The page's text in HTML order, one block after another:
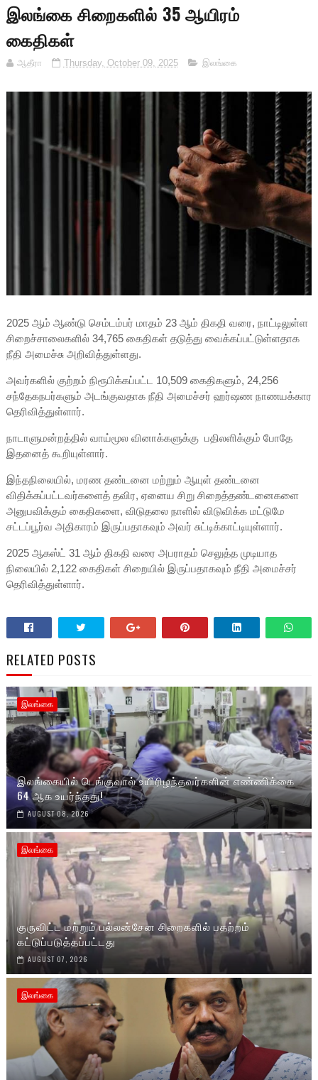
இலங்கை சிறைகளில் 35 ஆயிரம்
கைதிகள்
ஆதீரா Thursday, October 09, 2025 இலங்கை
2025 ஆம் ஆண்டு செம்டம்பர் மாதம் 23 ஆம் திகதி வரை, நாட்டிலுள்ள
சிறைச்சாலைகளில் 34,765 கைதிகள் தடுத்து வைக்கப்பட்டுள்ளதாக
நீதி அமைச்சு அறிவித்துள்ளது.
அவர்களில் குற்றம் நிரூபிக்கப்பட்ட 10,509 கைதிகளும், 24,256
சந்தேகநபர்களும் அடங்குவதாக நீதி அமைச்சர் ஹர்ஷண நாணயக்கார
தெரிவித்துள்ளார்.
நாடாளுமன்றத்தில் வாய்மூல வினாக்களுக்கு பதிலளிக்கும் போதே
இதனைத் கூறியுள்ளார்.
இந்தநிலையில், மரண தண்டனை மற்றும் ஆயுள் தண்டனை
விதிக்கப்பட்டவர்களைத் தவிர, ஏனைய சிறு சிறைத்தண்டனைகளை
அனுபவிக்கும் கைதிகளை, விடுதலை நாளில் விடுவிக்க மட்டுமே
சட்டப்பூர்வ அதிகாரம் இருப்பதாகவும் அவர் சுட்டிக்காட்டியுள்ளார்.
2025 ஆகஸ்ட் 31 ஆம் திகதி வரை அபராதம் செலுத்த முடியாத
நிலையில் 2,122 கைதிகள் சிறையில் இருப்பதாகவும் நீதி அமைச்சர்
தெரிவித்துள்ளார்.
RELATED POSTS
இலங்கை
இலங்கையில் டெங்குவால் உயிரிழந்தவர்களின் எண்ணிக்கை
64 ஆக உயர்ந்தது!
AUGUST 08, 2026
இலங்கை
குருவிட்ட மற்றும் பல்லன்சேன சிறைகளில் பதற்றம்
கட்டுப்படுத்தப்பட்டது
AUGUST 07, 2026
இலங்கை